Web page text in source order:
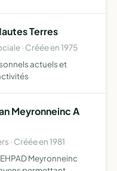
Terres
· Créée en 1975
actuels et
Meyronneinc A
· Créée en 1981
Meyronneinc